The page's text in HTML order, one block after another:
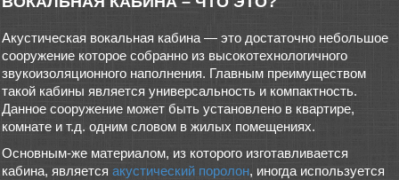
Акустическая вокальная кабина — это достаточно небольшое
сооружение которое собранно из высокотехнологичного
звукоизоляционного наполнения. Главным преимуществом
такой кабины является универсальность и компактность.
Данное сооружение может быть установлено в квартире,
комнате и т.д. одним словом в жилых помещениях.
Основным-же материалом, из которого изготавливается
кабина, являетсяакустический поролон, иногда используется